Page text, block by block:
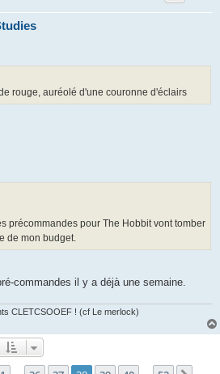
rouge, auréolé d'une couronne d'éclairs
précommandes pour The Hobbit vont tomber
de mon budget.
commandes il y a déjà une semaine.
CLETCSOOEF ! (cf Le merlock)